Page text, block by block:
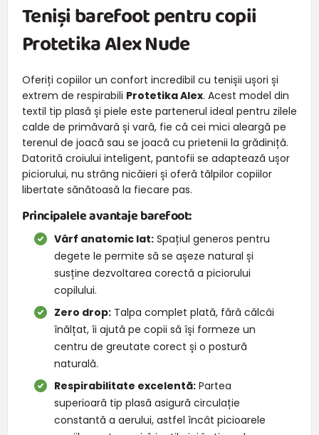
Teniși barefoot pentru copii
Protetika Alex Nude
Oferiți copiilor un confort incredibil cu tenișii ușori și
extrem de respirabili Protetika Alex. Acest model din
textil tip plasă și piele este partenerul ideal pentru zilele
calde de primăvară și vară, fie că cei mici aleargă pe
terenul de joacă sau se joacă cu prietenii la grădiniță.
Datorită croiului inteligent, pantofii se adaptează ușor
piciorului, nu strâng nicăieri și oferă tălpilor copiilor
libertate sănătoasă la fiecare pas.
Principalele avantaje barefoot:
Vârf anatomic lat: Spațiul generos pentru
degete le permite să se așeze natural și
susține dezvoltarea corectă a piciorului
copilului.
Zero drop: Talpa complet plată, fără călcâi
înălțat, îi ajută pe copii să își formeze un
centru de greutate corect și o postură
naturală.
Respirabilitate excelentă: Partea
superioară tip plasă asigură circulație
constantă a aerului, astfel încât picioarele